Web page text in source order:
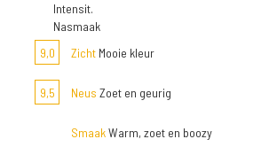
Intensit.
Nasmaak
9,0
Zicht Mooie kleur
9,5 Neus Zoet en geurig
SmaakWarm, zoet en boozy